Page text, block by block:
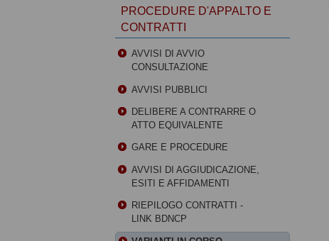
PROCEDURE D'APPALTO E
CONTRATTI
AVVISI DI AVVIO
CONSULTAZIONE
AVVISI PUBBLICI
DELIBERE A CONTRARRE O
ATTO EQUIVALENTE
GARE E PROCEDURE
AVVISI DI AGGIUDICAZIONE,
ESITI E AFFIDAMENTI
RIEPILOGO CONTRATTI -
LINK BDNCP